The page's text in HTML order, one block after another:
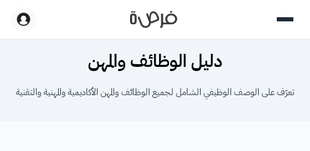
دليل الوظائف والمهن
تعرّف على الوصف الوظيفي الشامل لجميع الوظائف والمهن الأكاديمية والمهنية والتقنية